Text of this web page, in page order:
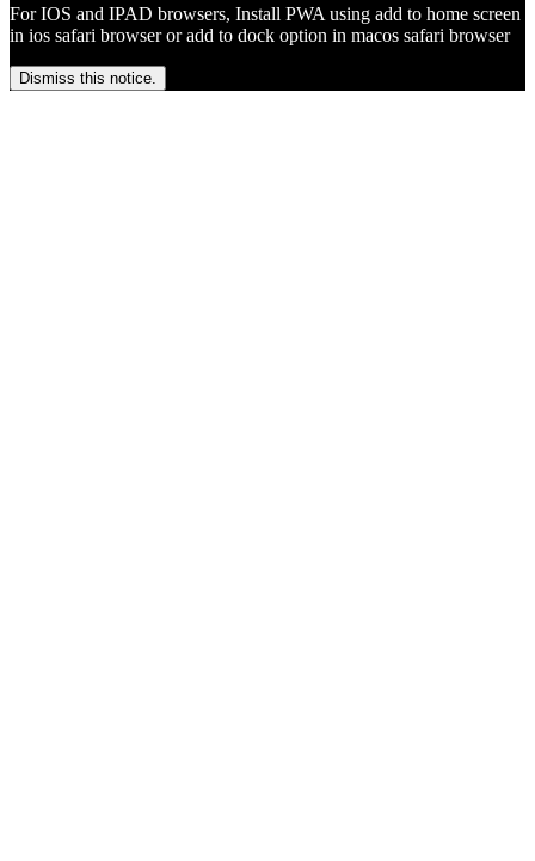
For IOS and IPAD browsers, Install PWA using add to home screen
in ios safari browser or add to dock option in macos safari browser
Dismiss this notice.